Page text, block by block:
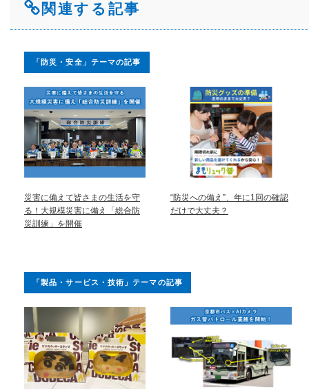
関連する記事
「防災・安全」テーマの記事
災害に備えて皆さまの生活を守
る！大規模災害に備え「総合防
災訓練」を開催
“防災への備え”、年に1回の確認
だけで大丈夫？
「製品・サービス・技術」テーマの記事